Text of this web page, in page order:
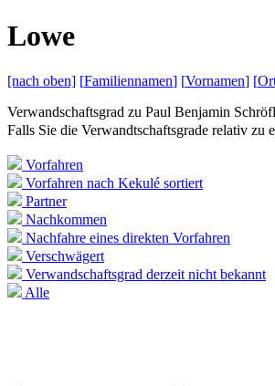
Lowe
[nach oben] [Familiennamen] [Vornamen] [
Verwandschaftsgrad zu Paul Benjamin Schröfl
Falls Sie die Verwandtschaftsgrade relativ zu
Vorfahren
Vorfahren nach Kekulé sortiert
Partner
Nachkommen
Nachfahre eines direkten Vorfahren
Verschwägert
Verwandschaftsgrad derzeit nicht bekannt
Alle